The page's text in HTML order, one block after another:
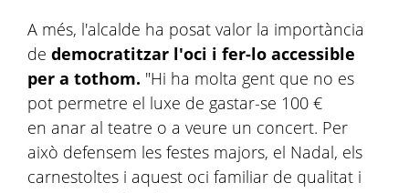
A més, l'alcalde ha posat valor la importància
de democratitzar l'oci i fer-lo accessible
per a tothom. "Hi ha molta gent que no es
pot permetre el luxe de gastar-se 100 €
en anar al teatre o a veure un concert. Per
això defensem les festes majors, el Nadal, els
carnestoltes i aquest oci familiar de qualitat i